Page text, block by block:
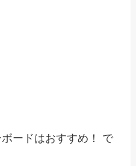
ードはおすすめ！ で